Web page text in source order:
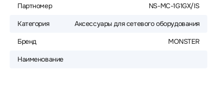
Партномер NS-MC-1G1GX/IS
Категория Аксессуары для сетевого оборудования
Бренд MONSTER
Наименование